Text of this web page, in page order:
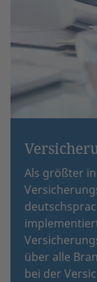
Als größter
über alle
bei der